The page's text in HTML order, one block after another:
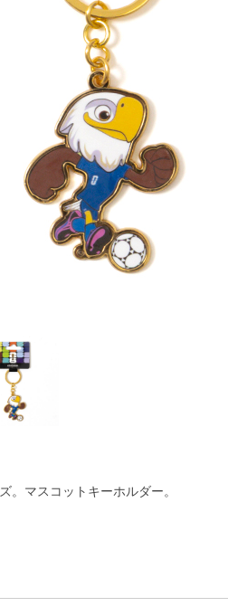
。マスコットキーホルダー。